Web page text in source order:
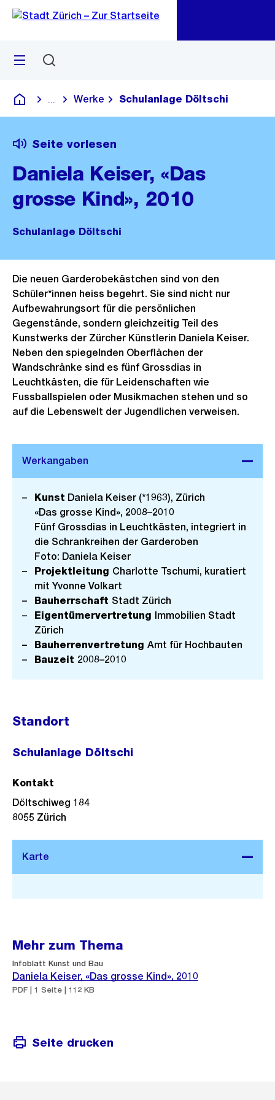
Navigation
Sprunglink
Menü
Deutsch
Blende alle Breadcrumbs ein
Werke Schulanlage Döltschi
Seite vorlesen
Daniela Keiser, «Das
grosse Kind», 2010
Schulanlage Döltschi
Die neuen Garderobekästchen sind von den
Schüler*innen heiss begehrt. Sie sind nicht nur
Aufbewahrungsort für die persönlichen
Gegenstände, sondern gleichzeitig Teil des
Kunstwerks der Zürcher Künstlerin Daniela Keiser.
Neben den spiegelnden Oberflächen der
Wandschränke sind es fünf Grossdias in
Leuchtkästen, die für Leidenschaften wie
Fussballspielen oder Musikmachen stehen und so
auf die Lebenswelt der Jugendlichen verweisen.
Kunst Daniela Keiser (*1963), Zürich
«Das grosse Kind», 2008–2010
Fünf Grossdias in Leuchtkästen, integriert in
die Schrankreihen der Garderoben
Foto: Daniela Keiser
Projektleitung Charlotte Tschumi, kuratiert
mit Yvonne Volkart
Bauherrschaft Stadt Zürich
Eigentümervertretung Immobilien Stadt
Zürich
Bauherrenvertretung Amt für Hochbauten
Bauzeit 2008–2010
Standort
Schulanlage Döltschi
Stadtplan 3D
Kontakt
Döltschiweg 184
8055 Zürich
Mehr zum Thema
Infoblatt Kunst und Bau
Daniela Keiser, «Das grosse Kind», 2010
PDF | 1 Seite | 112 KB
Seite drucken